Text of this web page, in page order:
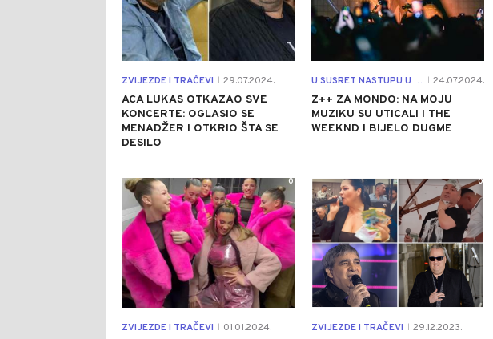
ZVIJEZDE I TRAČEVI 29.07.2024.
ACA LUKAS OTKAZAO SVE
KONCERTE: OGLASIO SE
MENADŽER I OTKRIO ŠTA SE
DESILO
U SUSRET NASTUPU U BANJALUCI 24.07.2024.
Z++ ZA MONDO: NA MOJU
MUZIKU SU UTICALI I THE
WEEKND I BIJELO DUGME
ZVIJEZDE I TRAČEVI 01.01.2024.
0
ZVIJEZDE I TRAČEVI 29.12.2023.
0